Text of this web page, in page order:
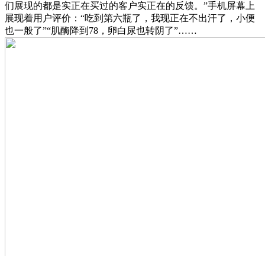
们展现的都是实正在买过的客户实正在的反馈。”手机屏幕上
展现着用户评价：“吃到第六瓶了，我现正在不出汗了，小便
也一般了”“肌酶降到78，卵白尿也转阴了”……